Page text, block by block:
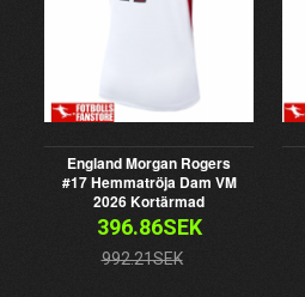
England Morgan Rogers
#17 Hemmatröja Dam VM
2026 Kortärmad
396.86SEK
992.21SEK